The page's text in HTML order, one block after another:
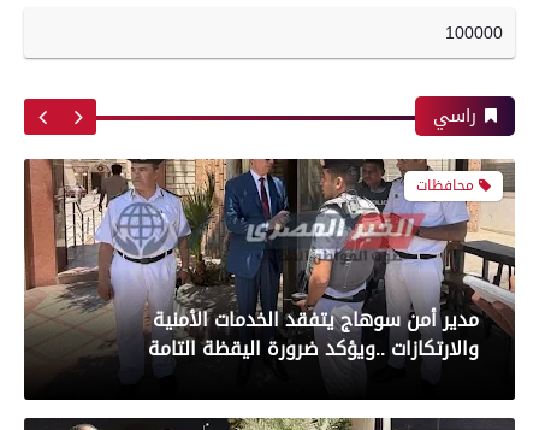
بعدسة الخبر المصري| شاهد أبرز لقطات مباراة
الكونفدرالية الإفريقية
رياضة
بعدسة الخبر المصري| شاهد أبرز لقطات مباراة
الأهلي و سيراميك فى الدورى
100000
راسي
محافظ الفيوم يستقبل مدير مديرية الصحة الجديد
ويؤكد: تحسين جودة الخدمات الطبية أولوية
محافظات
مدير أمن سوهاج يتفقد الخدمات الأمنية
والارتكازات ..ويؤكد ضرورة اليقظة التامة